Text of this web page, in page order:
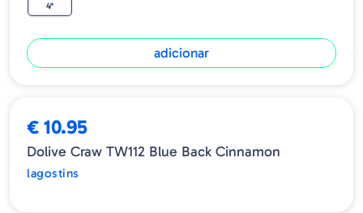
4"
adicionar
€ 10.95
Dolive Craw TW112 Blue Back Cinnamon
lagostins